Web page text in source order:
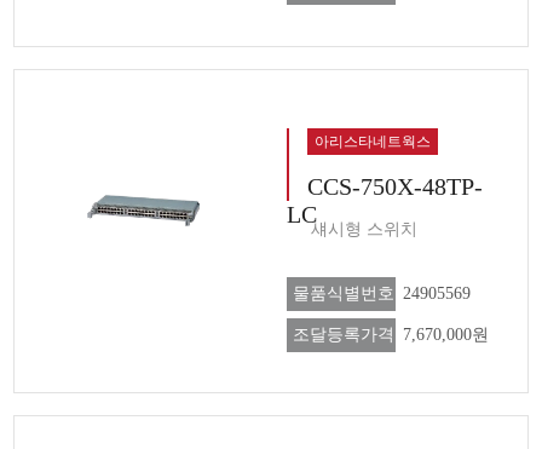
아리스타네트웍스
CCS-750X-48TP-
LC
섀시형 스위치
물품식별번호 24905569
조달등록가격 7,670,000원